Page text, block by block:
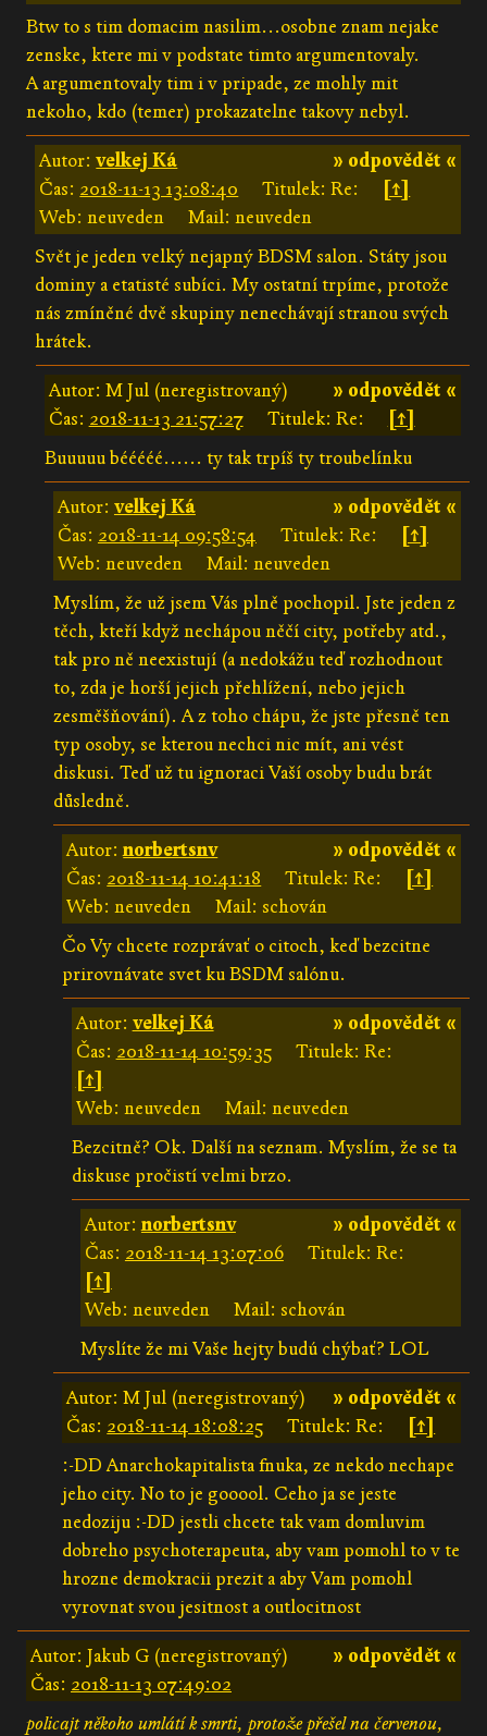
Btw to s tim domacim nasilim...osobne znam nejake
zenske, ktere mi v podstate timto argumentovaly.
A argumentovaly tim i v pripade, ze mohly mit
nekoho, kdo (temer) prokazatelne takovy nebyl.
» odpovědět «
Autor:velkej Ká
Čas: 2018-11-13 13:08:40 Titulek: Re:
[↑]
Web: neuveden
Mail: neuveden
Svět je jeden velký nejapný BDSM salon. Státy jsou
dominy a etatisté subíci. My ostatní trpíme, protože
nás zmíněné dvě skupiny nenechávají stranou svých
hrátek.
» odpovědět «
Autor: M Jul (neregistrovaný)
Čas: 2018-11-13 21:57:27 Titulek: Re:
[↑]
Buuuuu bééééé...... ty tak trpíš ty troubelínku
» odpovědět «
Autor: velkej Ká
Čas: 2018-11-14 09:58:54 Titulek: Re:
[↑]
Web: neuveden
Mail: neuveden
Myslím, že už jsem Vás plně pochopil. Jste jeden z
těch, kteří když nechápou něčí city, potřeby atd.,
tak pro ně neexistují (a nedokážu teď rozhodnout
to, zda je horší jejich přehlížení, nebo jejich
zesměšňování). A z toho chápu, že jste přesně ten
typ osoby, se kterou nechci nic mít, ani vést
diskusi. Teď už tu ignoraci Vaší osoby budu brát
důsledně.
» odpovědět «
Autor:norbertsnv
Čas: 2018-11-14 10:41:18 Titulek: Re:
[↑]
Web: neuveden
Mail: schován
Čo Vy chcete rozprávať o citoch, keď bezcitne
prirovnávate svet ku BSDM salónu.
» odpovědět «
Autor: velkej Ká
Čas: 2018-11-14 10:59:35
Titulek: Re:
[↑]
Web: neuveden
Mail: neuveden
Bezcitně? Ok. Další na seznam. Myslím, že se ta
diskuse pročistí velmi brzo.
» odpovědět «
Autor:norbertsnv
Čas: 2018-11-14 13:07:06
Titulek: Re:
[↑]
Web: neuveden
Mail: schován
Myslíte že mi Vaše hejty budú chýbať? LOL
» odpovědět «
Autor: M Jul (neregistrovaný)
Čas: 2018-11-14 18:08:25 Titulek: Re:
[↑]
:-DD Anarchokapitalista fnuka, ze nekdo nechape
jeho city. No to je gooool. Ceho ja se jeste
nedoziju :-DD jestli chcete tak vam domluvim
dobreho psychoterapeuta, aby vam pomohl to v te
hrozne demokracii prezit a aby Vam pomohl
vyrovnat svou jesitnost a outlocitnost
» odpovědět «
Autor: Jakub G (neregistrovaný)
Čas: 2018-11-13 07:49:02
policajt někoho umlátí k smrti, protože přešel na červenou,